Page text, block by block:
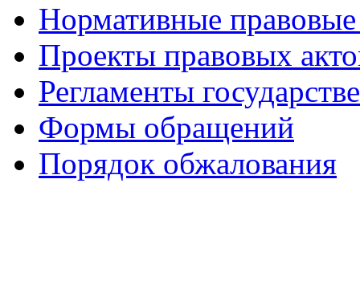
Нормативные
Проекты правовых
Регламенты
Формы обращений
Порядок обжалования